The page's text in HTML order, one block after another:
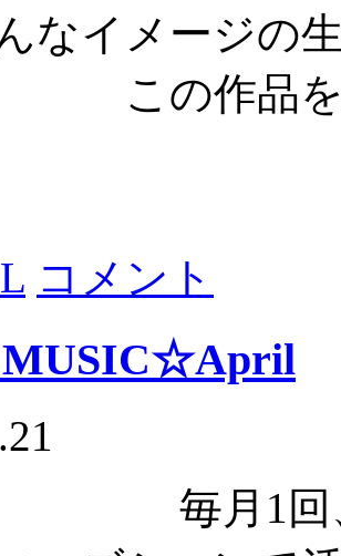
なイメージの
この作品
コメント
MUSIC☆April
毎月1